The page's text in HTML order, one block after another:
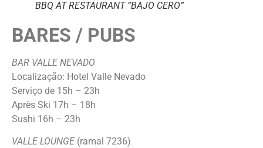
BBQ AT RESTAURANT “BAJO CERO”
BARES / PUBS
BAR VALLE NEVADO
Localização: Hotel Valle Nevado
Serviço de 15h – 23h
Après Ski 17h – 18h
Sushi 16h – 23h
VALLE LOUNGE(ramal 7236)